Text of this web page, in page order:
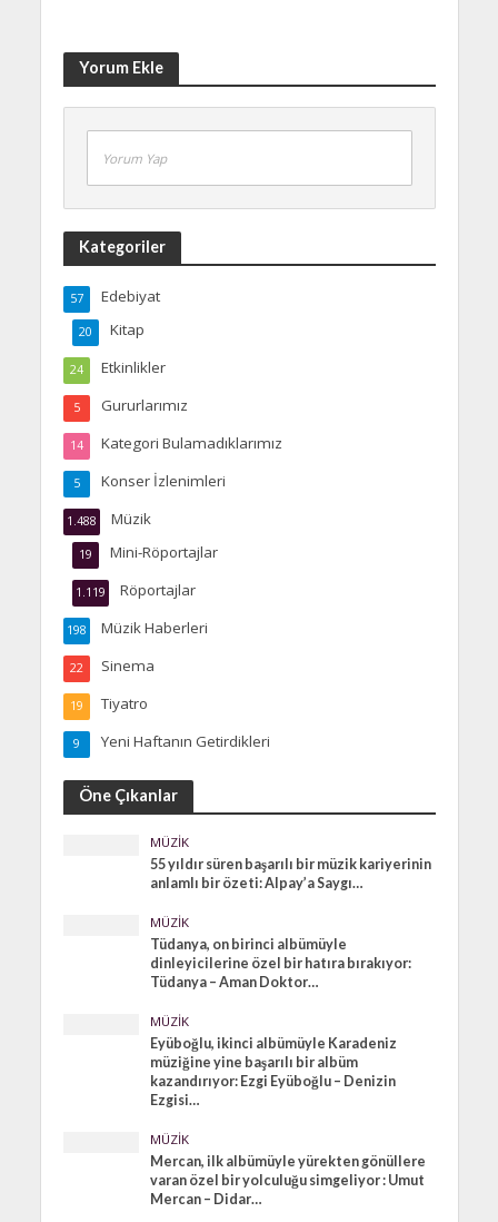
Yorum Ekle
Yorum Yap
Kategoriler
Edebiyat
57
Kitap
20
Etkinlikler
24
Gururlarımız
5
Kategori Bulamadıklarımız
14
Konser İzlenimleri
5
Müzik
1.488
Mini-Röportajlar
19
Röportajlar
1.119
Müzik Haberleri
198
Sinema
22
Tiyatro
19
Yeni Haftanın Getirdikleri
9
Öne Çıkanlar
MÜZIK
55 yıldır süren başarılı bir müzik kariyerinin
anlamlı bir özeti: Alpay’a Saygı…
MÜZIK
Tüdanya, on birinci albümüyle
dinleyicilerine özel bir hatıra bırakıyor:
Tüdanya – Aman Doktor…
MÜZIK
Eyüboğlu, ikinci albümüyle Karadeniz
müziğine yine başarılı bir albüm
kazandırıyor: Ezgi Eyüboğlu – Denizin
Ezgisi…
MÜZIK
Mercan, ilk albümüyle yürekten gönüllere
varan özel bir yolculuğu simgeliyor : Umut
Mercan – Didar…